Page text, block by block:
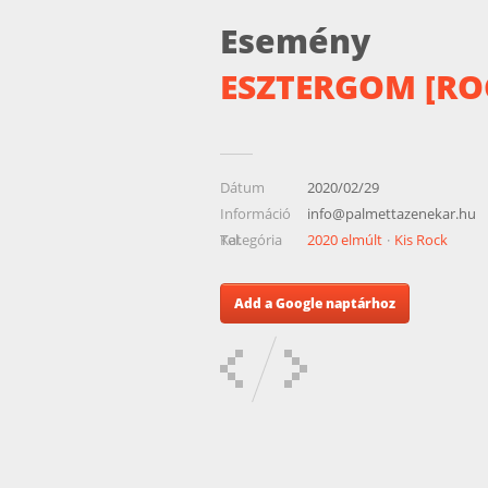
Esemény
ESZTERGOM
Dátum
2020/02/29
Információ
info@palmettazenekar.hu
Tel.
Kategória 2020 elmúlt Kis Rock
Add a Google naptárhoz